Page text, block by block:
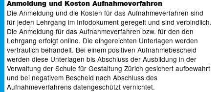
Anmeldung und Kosten Aufnahmeverfahren
Die Anmeldung und die Kosten für das Aufnahmeverfahren sind
für jeden Lehrgang im Infodokument geregelt und sind verbindlich.
Die Anmeldung für das Aufnahmeverfahren bzw. für den den
Lehrgang erfolgt online. Die eingereichten Unterlagen werden
vertraulich behandelt. Bei einem positiven Aufnahmebescheid
werden diese Unterlagen bis Abschluss der Ausbildung in der
Verwaltung der Schule für Gestaltung Zürich gesichert aufbewahrt
und bei negativem Bescheid nach Abschluss des
Aufnahmeverfahrens datengeschützt vernichtet.